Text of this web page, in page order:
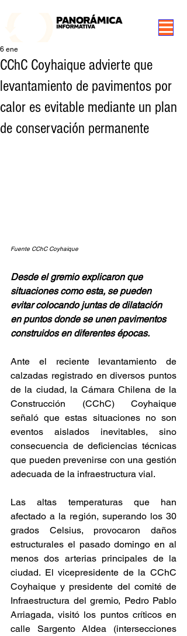
CChC Coyhaique advierte que
levantamiento de pavimentos por
calor es evitable mediante un plan
de conservación permanente
6 ene
Fuente CChC Coyhaique
Desde el gremio explicaron que
situaciones como esta, se pueden
evitar colocando juntas de dilatación
en puntos donde se unen pavimentos
construidos en diferentes épocas.
Ante el reciente levantamiento de
calzadas registrado en diversos puntos
de la ciudad, la Cámara Chilena de la
Construcción (CChC) Coyhaique
señaló que estas situaciones no son
eventos aislados inevitables, sino
consecuencia de deficiencias técnicas
que pueden prevenirse con una gestión
adecuada de la infraestructura vial.
Las altas temperaturas que han
afectado a la región, superando los 30
grados Celsius, provocaron daños
estructurales el pasado domingo en al
menos dos arterias principales de la
ciudad. El vicepresidente de la CChC
Coyhaique y presidente del comité de
Infraestructura del gremio, Pedro Pablo
Arriagada, visitó los puntos críticos en
calle Sargento Aldea (intersecciones